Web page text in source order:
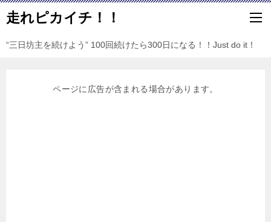
走れピカイチ！！
“三日坊主を続けよう” 100回続けたら300日になる！！Just do it！
ページに広告が含まれる場合があります。